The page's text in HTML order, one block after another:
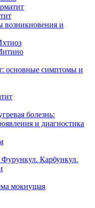
возникновения и
основные симптомы и
болезнь:
и диагностика
Карбункул.
мокнущая